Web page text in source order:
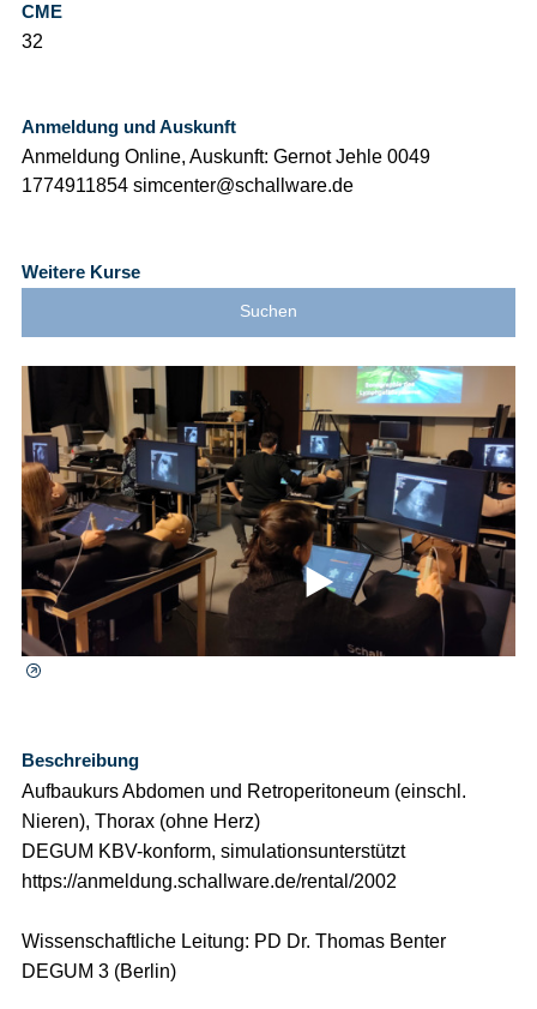
CME
32
Anmeldung und Auskunft
Anmeldung Online, Auskunft: Gernot Jehle 0049
1774911854 simcenter@schallware.de
Weitere Kurse
Suchen
⯈
Beschreibung
Aufbaukurs Abdomen und Retroperitoneum (einschl.
Nieren), Thorax (ohne Herz)
DEGUM KBV-konform, simulationsunterstützt
https://anmeldung.schallware.de/rental/2002
Wissenschaftliche Leitung: PD Dr. Thomas Benter
DEGUM 3 (Berlin)